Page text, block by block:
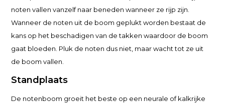
noten vallen vanzelf naar beneden wanneer ze rijp zijn.
Wanneer de noten uit de boom geplukt worden bestaat de
kans op het beschadigen van de takken waardoor de boom
gaat bloeden. Pluk de noten dus niet, maar wacht tot ze uit
de boom vallen.
Standplaats
De notenboom groeit het beste op een neurale of kalkrijke